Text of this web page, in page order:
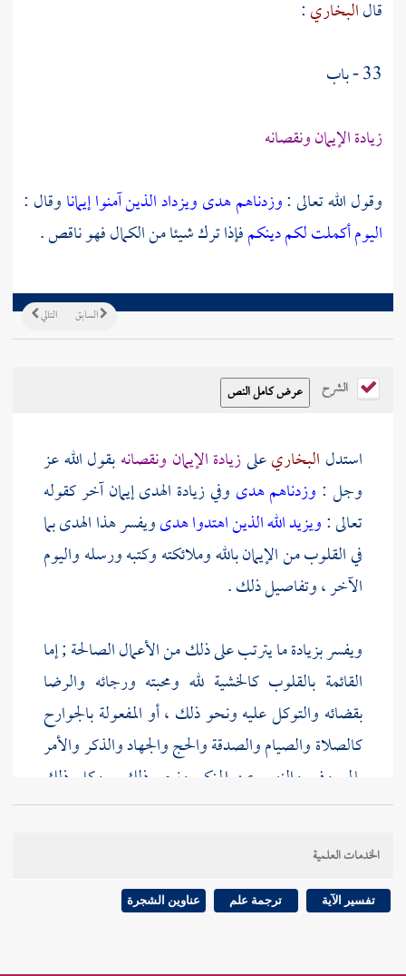
قالالبخاري:
33 - باب
زيادة الإيمان ونقصانه
وقول الله تعالى :وزدناهم هدىويزداد الذين آمنوا إيماناوقال :
اليوم أكملت لكم دينكمفإذا ترك شيئا من الكمال فهو ناقص .
التالي السابق
الشرح
استدل البخاريعلىزيادة الإيمان ونقصانهبقول الله عز
وجل : وزدناهم هدى وفي زيادة الهدى إيمان آخر كقوله
تعالى :ويزيد الله الذين اهتدوا هدىويفسر هذا الهدى بما
في القلوب من الإيمان بالله وملائكته وكتبه ورسله واليوم
الآخر ، وتفاصيل ذلك .
ويفسر بزيادة ما يترتب على ذلك من الأعمال الصالحة ; إما
القائمة بالقلوب كالخشية لله ومحبته ورجائه والرضا
بقضائه والتوكل عليه ونحو ذلك ، أو المفعولة بالجوارح
كالصلاة والصيام والصدقة والحج والجهاد والذكر والأمر
بالمعروف والنهي عن المنكر ونحو ذلك . وكل ذلك
داخل في مسمى الإيمان عند السلف وأهل الحديث ومن
وافقهم كما سبق ذكره .
واستدل أيضا بقوله تعالى :ويزداد الذين آمنوا إيمانا
إيمانا[ص:155 ] وقوله :فأما الذين آمنوا فزادتهم إيمانا
الخدمات العلمية
تفسير الآية ترجمة علم عناوين الشجرة